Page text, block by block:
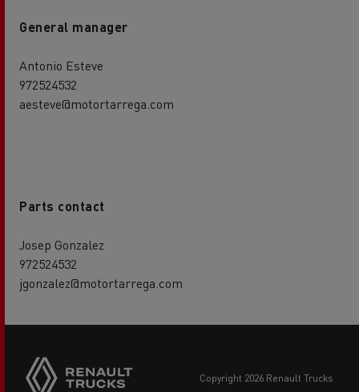
General manager
Antonio Esteve
972524532
aesteve@motortarrega.com
Parts contact
Josep Gonzalez
972524532
jgonzalez@motortarrega.com
copyright 2026 Renault Trucks